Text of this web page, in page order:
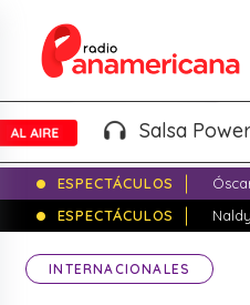
Salsa Power |
ESPECTÁCULOS
ESPECTÁCULOS
INTERNACIONALES